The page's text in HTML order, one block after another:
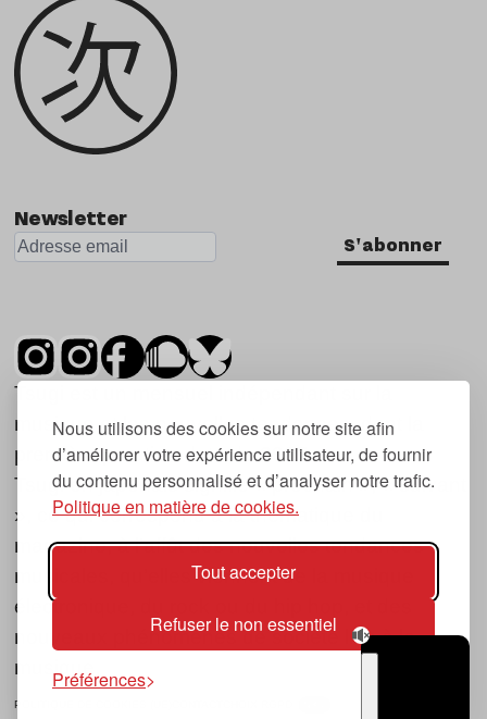
Nous utilisons des cookies sur notre site afin
d’améliorer votre expérience utilisateur, de fournir
du contenu personnalisé et d’analyser notre trafic.
Politique en matière de cookies.
Tout accepter
Refuser le non essentiel
Préférences
Newsletter
S'abonner
Tsugi est un mensuel indépendant sur la
musique et les nouvelles tendances, dont la
première parution date de 2007.
Tsugi en japonais signifie « prochain », « suivant
», ce qui correspond à la thématique du
magazine, à l’affût des nouvelles tendances
musicales, qu’elles viennent de la musique
électronique, du rock ou du hip hop, et des
nouveaux phénomènes de société liés à la
musique.
POLITIQUE DE COOKIES (UE)